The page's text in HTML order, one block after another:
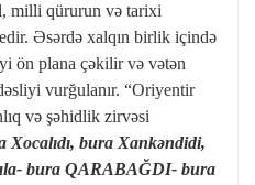
milli qürurun və tarixi
Əsərdə xalqın birlik içində
ön plana çəkilir və vətən
vurğulanır. “Oriyentir
və şəhidlik zirvəsi
Xocalıdı, bura Xankəndidi,
bura QARABAĞDI- bura